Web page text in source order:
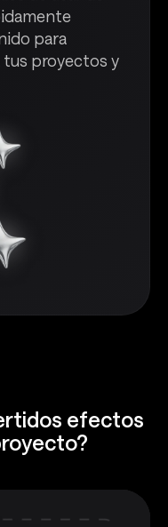
para
tus proyectos y
efectos